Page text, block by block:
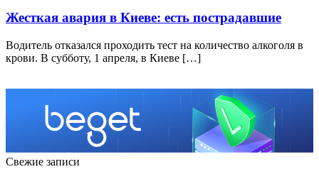
Жесткая авария в Киеве: есть пострадавшие
Водитель отказался проходить тест на количество алкоголя в
крови. В субботу, 1 апреля, в Киеве […]
Свежие записи